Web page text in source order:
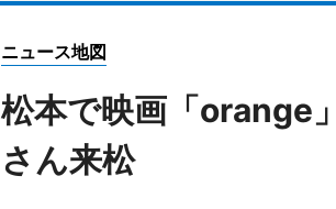
ニュース地図
松本で映画「orange
さん来松